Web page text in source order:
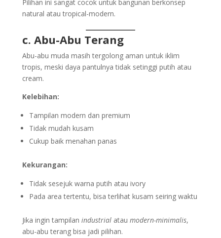
Pilihan ini sangat cocok untuk bangunan berkonsep
natural atau tropical-modern.
c. Abu-Abu Terang
Abu-abu muda masih tergolong aman untuk iklim
tropis, meski daya pantulnya tidak setinggi putih atau
cream.
Kelebihan:
Tampilan modern dan premium
Tidak mudah kusam
Cukup baik menahan panas
Kekurangan:
Tidak sesejuk warna putih atau ivory
Pada area tertentu, bisa terlihat kusam seiring waktu
Jika ingin tampilan industrialatau modern-minimalis,
abu-abu terang bisa jadi pilihan.